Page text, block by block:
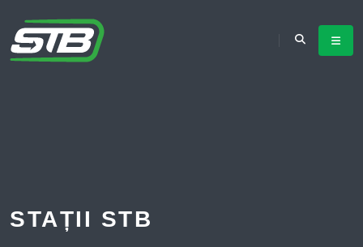
STAȚII STB